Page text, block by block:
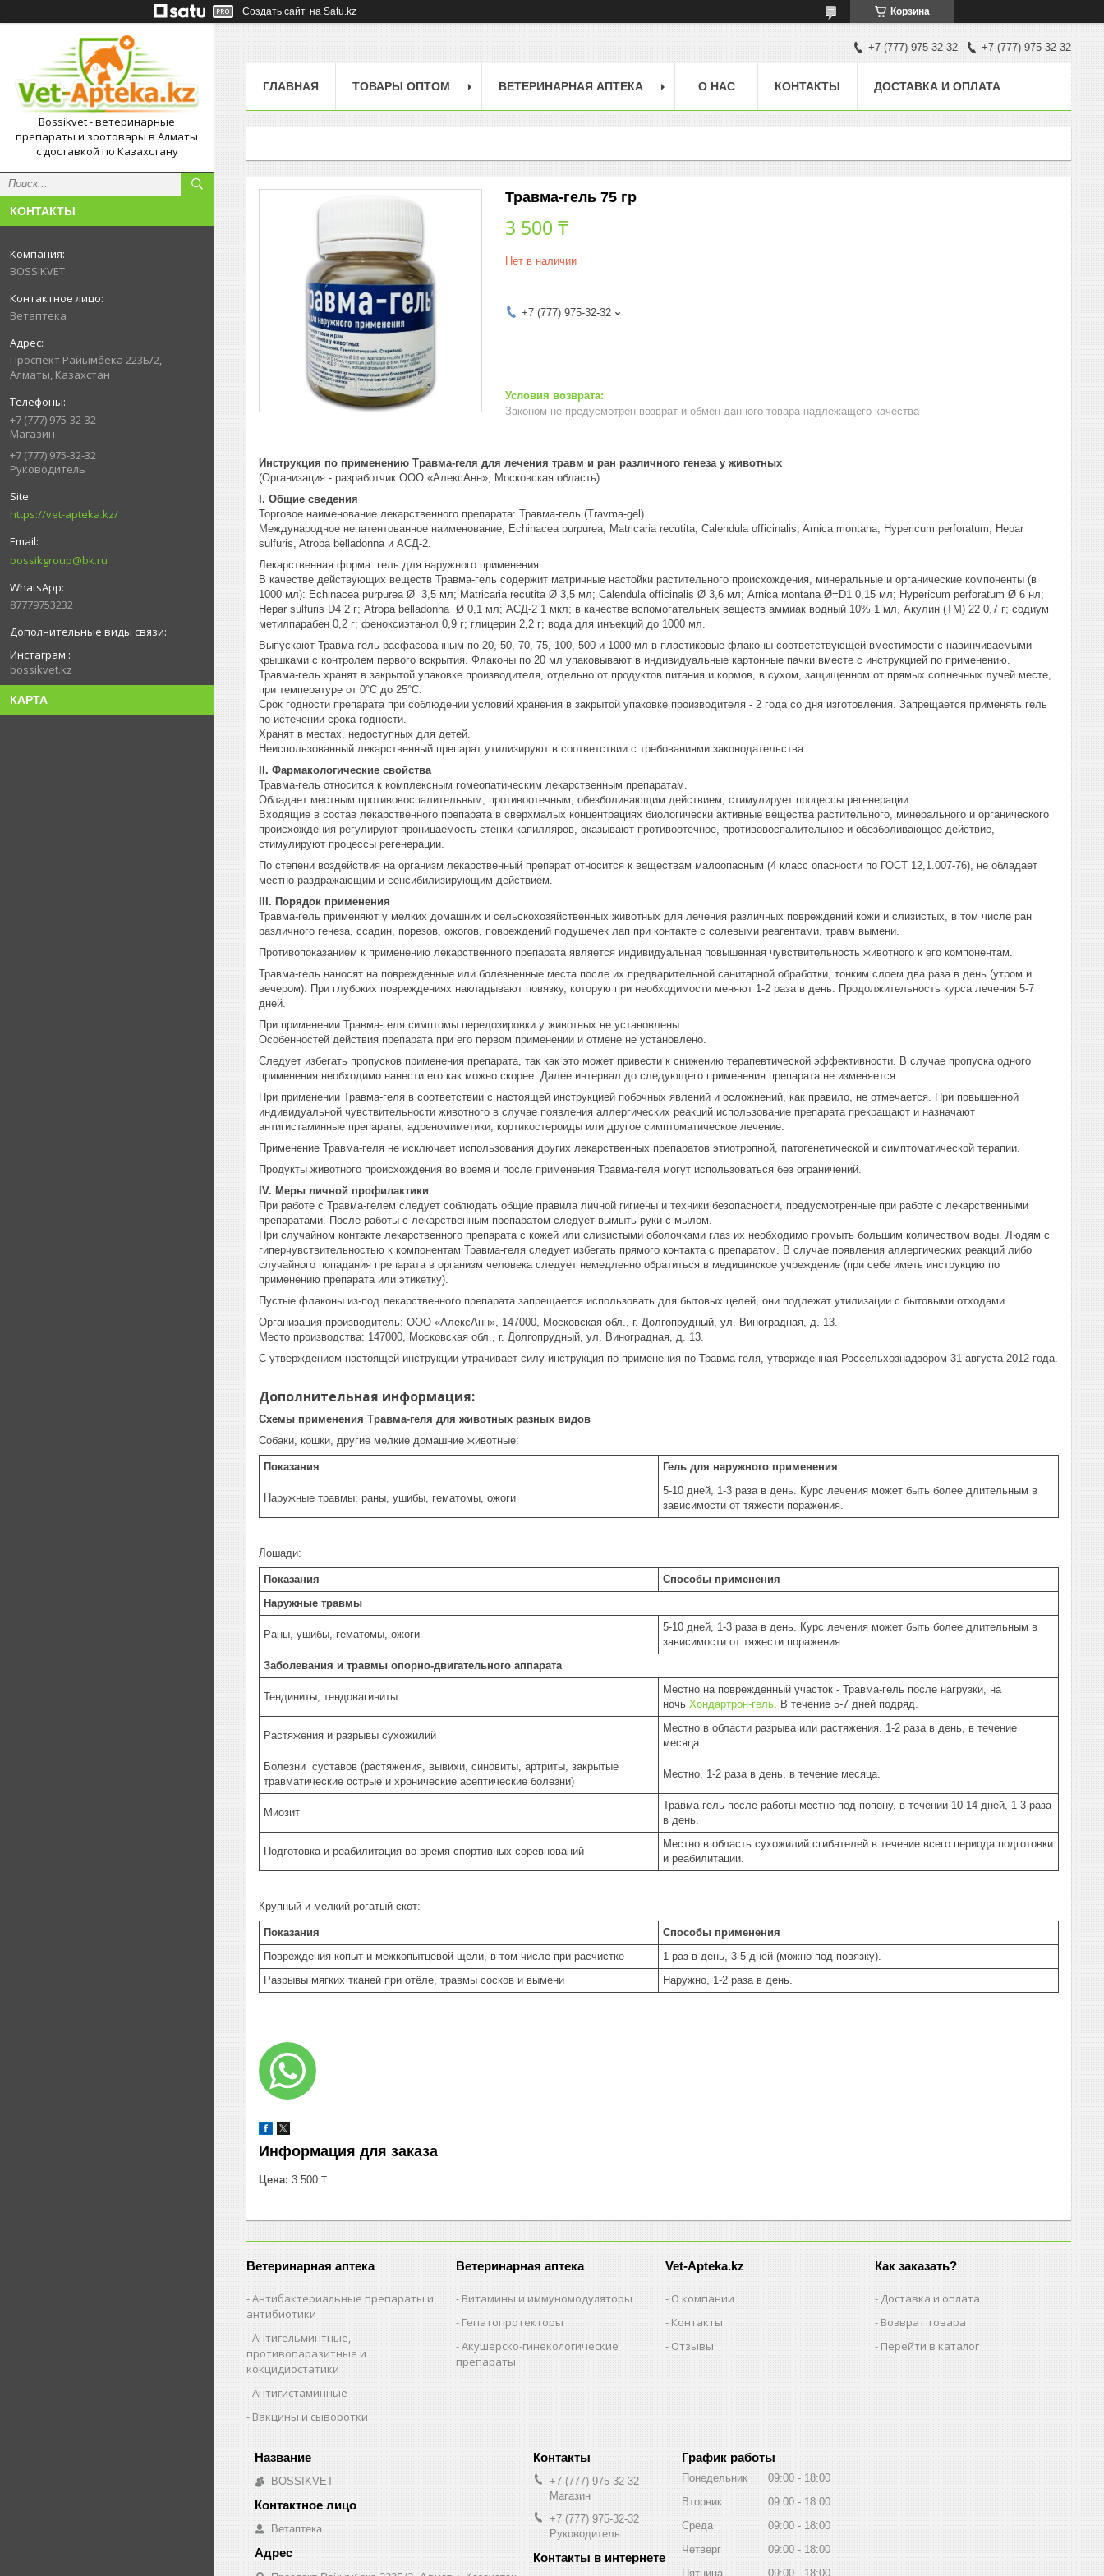
Создать сайт на Satu.kz Корзина
Bossikvet - ветеринарные
препараты и зоотовары в Алматы
с доставкой по Казахстану
КОНТАКТЫ
BOSSIKVET
Ветаптека
Проспект Райымбека 223Б/2,
Алматы, Казахстан
+7 (777) 975-32-32
Магазин
+7 (777) 975-32-32
Руководитель
https://vet-apteka.kz/
bossikgroup@bk.ru
87779753232
Инстаграм
bossikvet.kz
КАРТА
+7 (777) 975-32-32 +7 (777) 975-32-32
ГЛАВНАЯ ТОВАРЫ ОПТОМ ВЕТЕРИНАРНАЯ АПТЕКА О НАС КОНТАКТЫ ДОСТАВКА И ОПЛАТА
Травма-гель 75 гр
3 500 ₸
Нет в наличии
+7 (777) 975-32-32
Законом не предусмотрен возврат и обмен данного товара надлежащего качества
Инструкция по применению Травма-геля для лечения травм и ран различного генеза у животных
(Организация - разработчик ООО «АлексАнн», Московская область)
I. Общие сведения
Торговое наименование лекарственного препарата: Травма-гель (Travma-gel).
Международное непатентованное наименование; Echinacea purpurea, Matricaria recutita, Calendula officinalis, Arnica montana, Hypericum perforatum, Hepar
sulfuris, Atropa belladonna и АСД-2.
Лекарственная форма: гель для наружного применения.
В качестве действующих веществ Травма-гель содержит матричные настойки растительного происхождения, минеральные и органические компоненты (в
1000 мл): Echinacea purpurea Ø 3,5 мл; Matricaria recutita Ø 3,5 мл; Calendula officinalis Ø 3,6 мл; Arnica мontana Ø=D1 0,15 мл; Hypericum perforatum Ø 6 нл;
Hepar sulfuris D4 2 г; Atropa belladonna Ø 0,1 мл; АСД-2 1 мкл; в качестве вспомогательных веществ аммиак водный 10% 1 мл, Акулин (ТМ) 22 0,7 г; содиум
метилпарабен 0,2 г; феноксиэтанол 0,9 г; глицерин 2,2 г; вода для инъекций до 1000 мл.
Выпускают Травма-гель расфасованным по 20, 50, 70, 75, 100, 500 и 1000 мл в пластиковые флаконы соответствующей вместимости с навинчиваемыми
крышками с контролем первого вскрытия. Флаконы по 20 мл упаковывают в индивидуальные картонные пачки вместе с инструкцией по применению.
Травма-гель хранят в закрытой упаковке производителя, отдельно от продуктов питания и кормов, в сухом, защищенном от прямых солнечных лучей месте,
при температуре от 0°С до 25°С.
Срок годности препарата при соблюдении условий хранения в закрытой упаковке производителя - 2 года со дня изготовления. Запрещается применять гель
по истечении срока годности.
Хранят в местах, недоступных для детей.
Неиспользованный лекарственный препарат утилизируют в соответствии с требованиями законодательства.
II. Фармакологические свойства
Травма-гель относится к комплексным гомеопатическим лекарственным препаратам.
Обладает местным противовоспалительным, противоотечным, обезболивающим действием, стимулирует процессы регенерации.
Входящие в состав лекарственного препарата в сверхмалых концентрациях биологически активные вещества растительного, минерального и органического
происхождения регулируют проницаемость стенки капилляров, оказывают противоотечное, противовоспалительное и обезболивающее действие,
стимулируют процессы регенерации.
По степени воздействия на организм лекарственный препарат относится к веществам малоопасным (4 класс опасности по ГОСТ 12,1.007-76), не обладает
местно-раздражающим и сенсибилизирующим действием.
III. Порядок применения
Травма-гель применяют у мелких домашних и сельскохозяйственных животных для лечения различных повреждений кожи и слизистых, в том числе ран
различного генеза, ссадин, порезов, ожогов, повреждений подушечек лап при контакте с солевыми реагентами, травм вымени.
Противопоказанием к применению лекарственного препарата является индивидуальная повышенная чувствительность животного к его компонентам.
Травма-гель наносят на поврежденные или болезненные места после их предварительной санитарной обработки, тонким слоем два раза в день (утром и
вечером). При глубоких повреждениях накладывают повязку, которую при необходимости меняют 1-2 раза в день. Продолжительность курса лечения 5-7
дней.
При применении Травма-геля симптомы передозировки у животных не установлены.
Особенностей действия препарата при его первом применении и отмене не установлено.
Следует избегать пропусков применения препарата, так как это может привести к снижению терапевтической эффективности. В случае пропуска одного
применения необходимо нанести его как можно скорее. Далее интервал до следующего применения препарата не изменяется.
При применении Травма-геля в соответствии с настоящей инструкцией побочных явлений и осложнений, как правило, не отмечается. При повышенной
индивидуальной чувствительности животного в случае появления аллергических реакций использование препарата прекращают и назначают
антигистаминные препараты, адреномиметики, кортикостероиды или другое симптоматическое лечение.
Применение Травма-геля не исключает использования других лекарственных препаратов этиотропной, патогенетической и симптоматической терапии.
Продукты животного происхождения во время и после применения Травма-геля могут использоваться без ограничений.
IV. Меры личной профилактики
При работе с Травма-гелем следует соблюдать общие правила личной гигиены и техники безопасности, предусмотренные при работе с лекарственными
препаратами. После работы с лекарственным препаратом следует вымыть руки с мылом.
При случайном контакте лекарственного препарата с кожей или слизистыми оболочками глаз их необходимо промыть большим количеством воды. Людям с
гиперчувствительностью к компонентам Травма-геля следует избегать прямого контакта с препаратом. В случае появления аллергических реакций либо
случайного попадания препарата в организм человека следует немедленно обратиться в медицинское учреждение (при себе иметь инструкцию по
применению препарата или этикетку).
Пустые флаконы из-под лекарственного препарата запрещается использовать для бытовых целей, они подлежат утилизации с бытовыми отходами.
Организация-производитель: ООО «АлексАнн», 147000, Московская обл., г. Долгопрудный, ул. Виноградная, д. 13.
Место производства: 147000, Московская обл., г. Долгопрудный, ул. Виноградная, д. 13.
С утверждением настоящей инструкции утрачивает силу инструкция по применения по Травма-геля, утвержденная Россельхознадзором 31 августа 2012 года.
Дополнительная информация:
Схемы применения Травма-геля для животных разных видов
Собаки, кошки, другие мелкие домашние животные:
Показания Гель для наружного применения
Наружные травмы: раны, ушибы, гематомы, ожоги
5-10 дней, 1-3 раза в день. Курс лечения может быть более длительным в
зависимости от тяжести поражения.
Лошади:
Показания
Способы применения
Наружные травмы
Раны, ушибы, гематомы, ожоги
5-10 дней, 1-3 раза в день. Курс лечения может быть более длительным в
зависимости от тяжести поражения.
Заболевания и травмы опорно-двигательного аппарата
Тендиниты, тендовагиниты
Местно на поврежденный участок - Травма-гель после нагрузки, на
ночь Хондартрон-гель . В течение 5-7 дней подряд.
Растяжения и разрывы сухожилий
Местно в области разрыва или растяжения. 1-2 раза в день, в течение
месяца.
Болезни суставов (растяжения, вывихи, синовиты, артриты, закрытые
травматические острые и хронические асептические болезни)
Местно. 1-2 раза в день, в течение месяца.
Миозит
Травма-гель после работы местно под попону, в течении 10-14 дней, 1-3 раза
в день.
Подготовка и реабилитация во время спортивных соревнований
Местно в область сухожилий сгибателей в течение всего периода подготовки
и реабилитации.
Крупный и мелкий рогатый скот:
Показания
Способы применения
Повреждения копыт и межкопытцевой щели, в том числе при расчистке
1 раз в день, 3-5 дней (можно под повязку).
Разрывы мягких тканей при отёле, травмы сосков и вымени
Наружно, 1-2 раза в день.
Информация для заказа
Цена: 3 500 ₸
Ветеринарная аптека
Антибактериальные препараты и
антибиотики
Антигельминтные,
противопаразитные и
кокцидиостатики
Антигистаминные
Вакцины и сыворотки
Ветеринарная аптека
Витамины и иммуномодуляторы
Гепатопротекторы
Акушерско-гинекологические
препараты
Vet-Apteka.kz
О компании
Контакты
Отзывы
Как заказать?
Доставка и оплата
Возврат товара
Перейти в каталог
BOSSIKVET
Ветаптека
+7 (777) 975-32-32
Магазин
+7 (777) 975-32-32
Руководитель
График работы
Понедельник 09:00
18:00
Вторник
09:00
18:00
Среда
09:00
18:00
Четверг
09:00
18:00
Пятница
09:00 18:00